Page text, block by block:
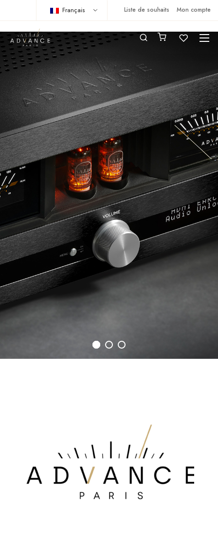
Liste de souhaits Mon compte
Français